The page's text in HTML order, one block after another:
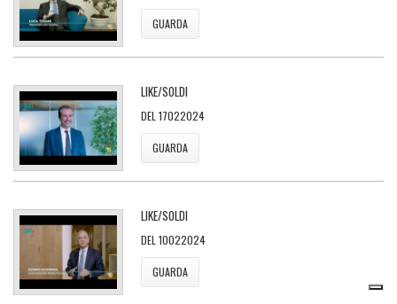
GUARDA
LIKE/SOLDI
DEL 17022024
GUARDA
LIKE/SOLDI
DEL 10022024
GUARDA